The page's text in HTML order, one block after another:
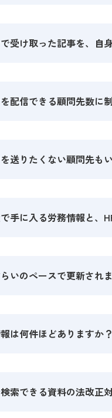
受け取った記事を、自
配信できる顧問先数に
送りたくない顧問先も
手に入る労務情報と、
いのペースで更新され
は何件ほどありますか？
索できる資料の法改正